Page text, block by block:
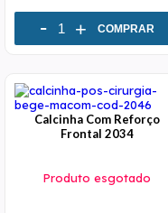
- + COMPRAR
Calcinha Com Reforço
Frontal 2034
Produto esgotado